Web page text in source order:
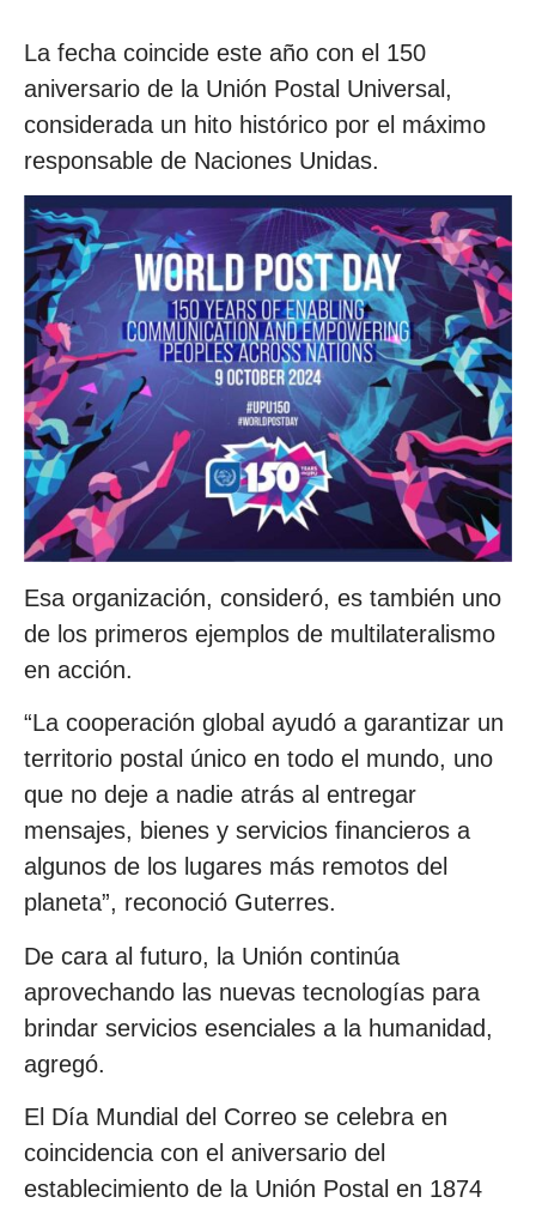
La fecha coincide este año con el 150
aniversario de la Unión Postal Universal,
considerada un hito histórico por el máximo
responsable de Naciones Unidas.
Esa organización, consideró, es también uno
de los primeros ejemplos de multilateralismo
en acción.
“La cooperación global ayudó a garantizar un
territorio postal único en todo el mundo, uno
que no deje a nadie atrás al entregar
mensajes, bienes y servicios financieros a
algunos de los lugares más remotos del
planeta”, reconoció Guterres.
De cara al futuro, la Unión continúa
aprovechando las nuevas tecnologías para
brindar servicios esenciales a la humanidad,
agregó.
El Día Mundial del Correo se celebra en
coincidencia con el aniversario del
establecimiento de la Unión Postal en 1874